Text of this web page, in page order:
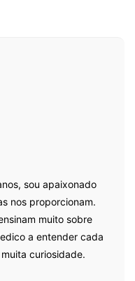
sou apaixonado
nos proporcionam.
muito sobre
a entender cada
curiosidade.